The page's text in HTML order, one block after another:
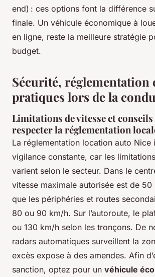
end) : ces options font la différence
finale. Un véhicule économique à
en ligne, reste la meilleure stratégie
budget.
Sécurité, réglementation
pratiques lors de la
Limitations de vitesse et
respecter la réglementation
La réglementation location auto Nice
vigilance constante, car les
varient selon le secteur. Dans le
vitesse maximale autorisée est de
que les périphéries et routes
80 ou 90 km/h. Sur l’autoroute, le
ou 130 km/h selon les tronçons. De
radars automatiques surveillent la
excès expose à des amendes. Afin
sanction, optez pour un véhicule